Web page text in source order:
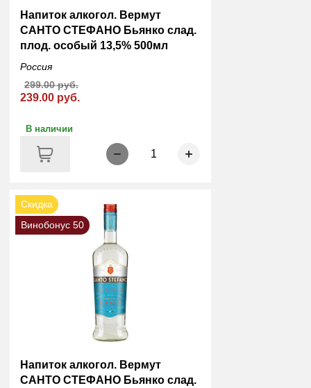
Напиток алкогол. Вермут
САНТО СТЕФАНО Бьянко слад.
плод. особый 13,5% 500мл
Россия
239.00 руб.
299.00 руб.
В наличии
1
Скидка
Винобонус 50
Напиток алкогол. Вермут
САНТО СТЕФАНО Бьянко слад.